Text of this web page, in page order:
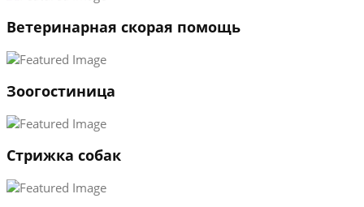
2
→
Ветеринарная скорая помощь
Зоогостиница
Стрижка собак